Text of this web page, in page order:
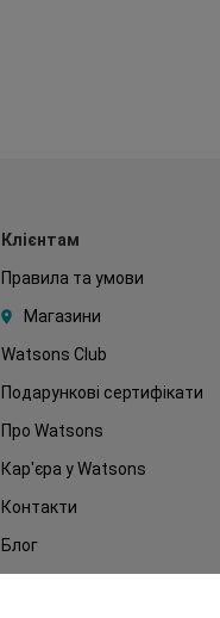
Клієнтам
Правила та умови
Магазини
Watsons Club
Подарункові сертифікати
Про Watsons
Кар'єра у Watsons
Контакти
Блог